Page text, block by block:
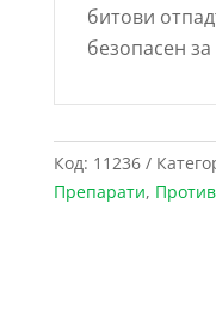
битови
безопасен
Код: 11236
Препарати,